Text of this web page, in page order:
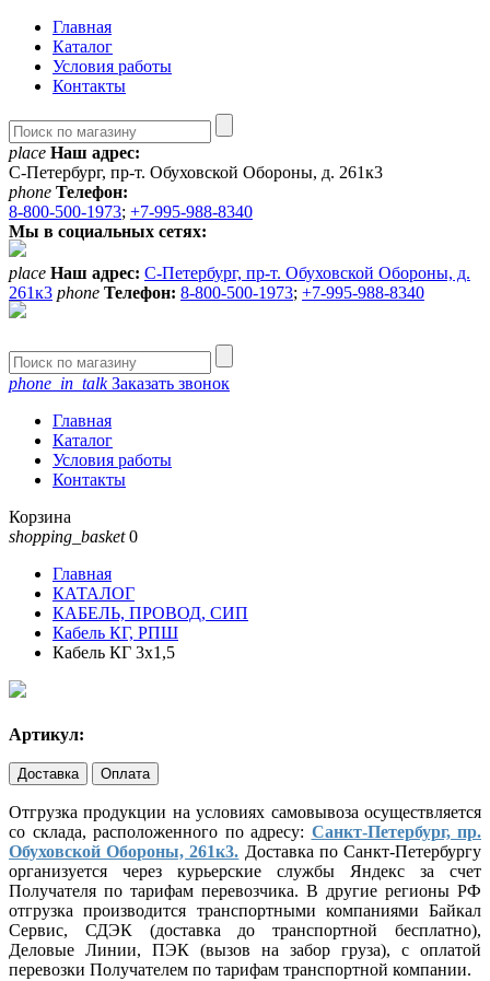
Главная
Каталог
Условия работы
Контакты
place Наш адрес:
С-Петербург, пр-т. Обуховской Обороны, д. 261к3
phone Телефон:
8-800-500-1973; +7-995-988-8340
Мы в социальных сетях:
place Наш адрес: С-Петербург, пр-т. Обуховской Обороны, д.
261к3 phone Телефон: 8-800-500-1973; +7-995-988-8340
phone_in_talkЗаказать звонок
Главная
Каталог
Условия работы
Контакты
Корзина
shopping_basket 0
Главная
КАТАЛОГ
КАБЕЛЬ, ПРОВОД, СИП
Кабель КГ, РПШ
Кабель КГ 3х1,5
Артикул:
Доставка Оплата
Отгрузка продукции на условиях самовывоза осуществляется
со склада, расположенного по адресу: Санкт-Петербург, пр.
Обуховской Обороны, 261к3. Доставка по Санкт-Петербургу
организуется через курьерские службы Яндекс за счет
Получателя по тарифам перевозчика. В другие регионы РФ
отгрузка производится транспортными компаниями Байкал
Сервис, СДЭК (доставка до транспортной бесплатно),
Деловые Линии, ПЭК (вызов на забор груза), с оплатой
перевозки Получателем по тарифам транспортной компании.